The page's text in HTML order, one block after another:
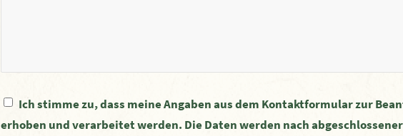
Ich stimme zu, dass meine Angaben aus dem Kontaktformular zur
erhoben und verarbeitet werden. Die Daten werden nach